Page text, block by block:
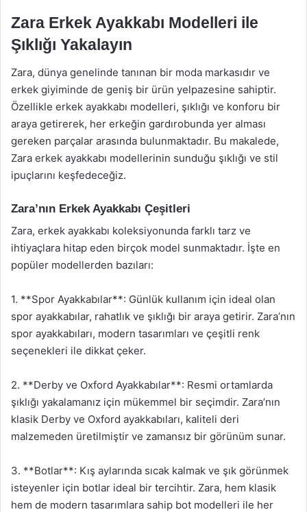
Zara Erkek Ayakkabı Modelleri ile
Şıklığı Yakalayın
Zara, dünya genelinde tanınan bir moda markasıdır ve
erkek giyiminde de geniş bir ürün yelpazesine sahiptir.
Özellikle erkek ayakkabı modelleri, şıklığı ve konforu bir
araya getirerek, her erkeğin gardırobunda yer alması
gereken parçalar arasında bulunmaktadır. Bu makalede,
Zara erkek ayakkabı modellerinin sunduğu şıklığı ve stil
ipuçlarını keşfedeceğiz.
Zara’nın Erkek Ayakkabı Çeşitleri
Zara, erkek ayakkabı koleksiyonunda farklı tarz ve
ihtiyaçlara hitap eden birçok model sunmaktadır. İşte en
popüler modellerden bazıları:
1. **Spor Ayakkabılar**: Günlük kullanım için ideal olan
spor ayakkabılar, rahatlık ve şıklığı bir araya getirir. Zara’nın
spor ayakkabıları, modern tasarımları ve çeşitli renk
seçenekleri ile dikkat çeker.
2. **Derby ve Oxford Ayakkabılar**: Resmi ortamlarda
şıklığı yakalamanız için mükemmel bir seçimdir. Zara’nın
klasik Derby ve Oxford ayakkabıları, kaliteli deri
malzemeden üretilmiştir ve zamansız bir görünüm sunar.
3. **Botlar**: Kış aylarında sıcak kalmak ve şık görünmek
isteyenler için botlar ideal bir tercihtir. Zara, hem klasik
hem de modern tasarımlara sahip bot modelleri ile her